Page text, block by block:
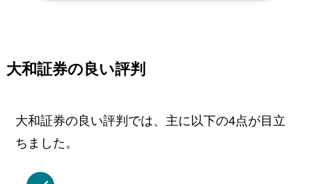
大和証券の良い評判
大和証券の良い評判では、主に以下の4点が目立
ちました。